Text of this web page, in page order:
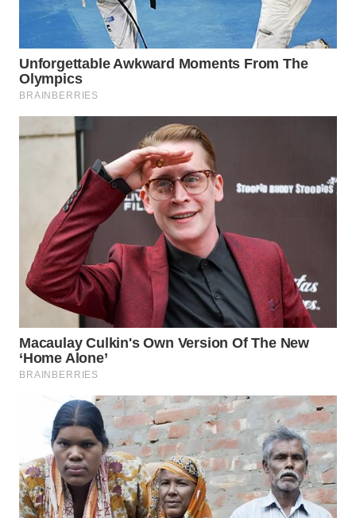
ADVOKAT
WAHANA
INFRASTRUKTUR
WAHANA
KONSUMEN
LISTRIK
WAHANA
TRAVEL
WAHANA
TV
WAHANANEWS
ID
WAHANANEWS
CO ID
WAHANANEWS
NET